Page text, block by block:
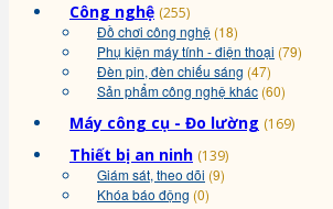
Công nghệ (255)
Đồ chơi công nghệ (18)
Phụ kiện máy tính - điện thoại (79)
Đèn pin, đèn chiếu sáng (47)
Sản phẩm công nghệ khác (60)
Máy công cụ - Đo lường (169)
Thiết bị an ninh (139)
Giám sát, theo dõi (9)
Khóa báo động (0)